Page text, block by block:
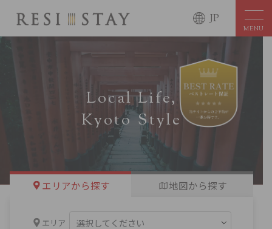
JP
MENU
Local Life,
Kyoto Style
エリアから探す 地図から探す
エリア